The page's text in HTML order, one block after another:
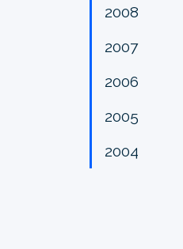
2008
2007
2006
2005
2004